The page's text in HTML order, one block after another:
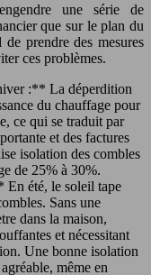
une série de
que sur le plan du
prendre des mesures
ces problèmes.
:** La déperdition
du chauffage pour
ce qui se traduit par
et des factures
isolation des combles
de 25% à 30%.
été, le soleil tape
Sans une
dans la maison,
et nécessitant
Une bonne isolation
même en